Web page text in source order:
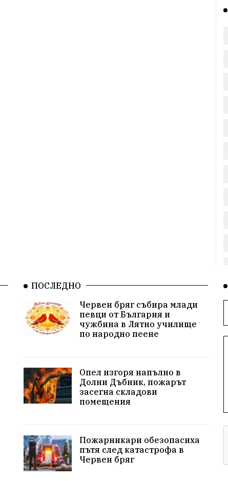
ПОСЛЕДНО
Червен бряг събира млади
певци от България и
чужбина в Лятно училище
по народно пеене
Опел изгоря напълно в
Долни Дъбник, пожарът
засегна складови
помещения
Пожарникари обезопасиха
пътя след катастрофа в
Червен бряг